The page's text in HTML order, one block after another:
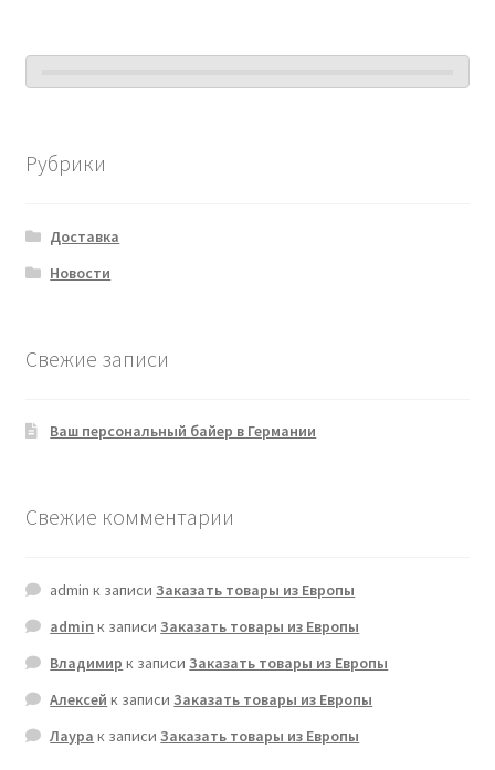
Рубрики
Доставка
Новости
Свежие записи
Ваш персональный байер в Германии
Свежие комментарии
admin к записиЗаказать товары из Европы
admin к записиЗаказать товары из Европы
Владимир к записиЗаказать товары из Европы
Алексей к записиЗаказать товары из Европы
Лаура к записиЗаказать товары из Европы